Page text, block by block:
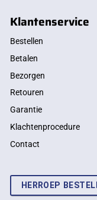
Klantenservice
Bestellen
Betalen
Bezorgen
Retouren
Garantie
Klachtenprocedure
Contact
HERROEP